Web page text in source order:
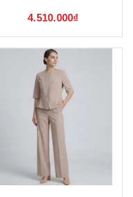
4.510.000₫